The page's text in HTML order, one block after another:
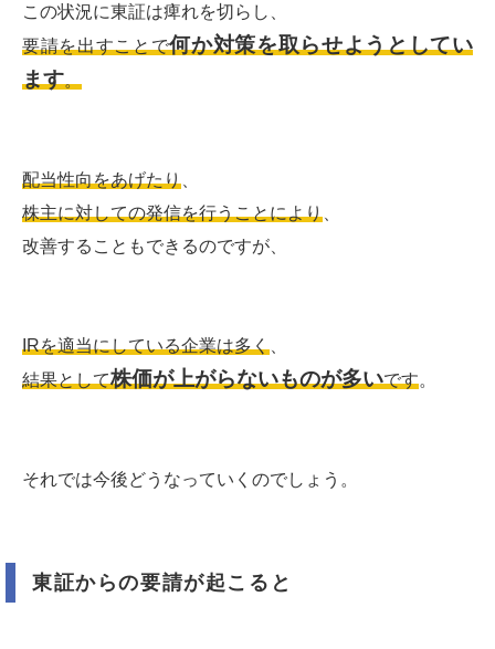
この状況に東証は痺れを切らし、
要請を出すことで何か対策を取らせようとしてい
ます。
配当性向をあげたり
株主に対しての発信を行うことにより
改善することもできるのですが、
IRを適当にしている企業は多く
結果として株価が上がらないものが多いです。
それでは今後どうなっていくのでしょう。
東証からの要請が起こると